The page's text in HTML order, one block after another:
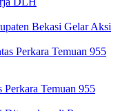
Bekasi Gelar Aksi
Temuan 955